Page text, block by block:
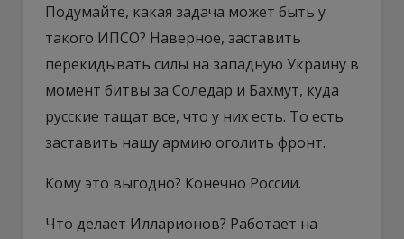
Подумайте, какая задача может быть у
такого ИПСО? Наверное, заставить
перекидывать силы на западную Украину в
момент битвы за Соледар и Бахмут, куда
русские тащат все, что у них есть. То есть
заставить нашу армию оголить фронт.
Кому это выгодно? Конечно России.
Что делает Илларионов? Работает на